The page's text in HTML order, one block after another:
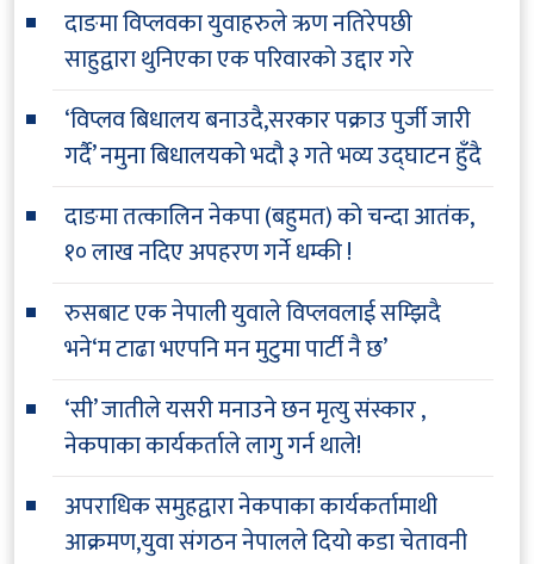
दाङमा विप्लवका युवाहरुले ऋण नतिरेपछी
साहुद्वारा थुनिएका एक परिवारको उद्दार गरे
‘विप्लव बिधालय बनाउदै,सरकार पक्राउ पुर्जी जारी
गर्दै’ नमुना बिधालयको भदौ ३ गते भव्य उद्घाटन हुँदै
दाङमा तत्कालिन नेकपा (बहुमत) को चन्दा आतंक,
१० लाख नदिए अपहरण गर्ने धम्की !
रुसबाट एक नेपाली युवाले विप्लवलाई सम्झिदै
भने‘म टाढा भएपनि मन मुटुमा पार्टी नै छ’
‘सी’ जातीले यसरी मनाउने छन मृत्यु संस्कार ,
नेकपाका कार्यकर्ताले लागु गर्न थाले!
अपराधिक समुहद्वारा नेकपाका कार्यकर्तामाथी
आक्रमण,युवा संगठन नेपालले दियो कडा चेतावनी